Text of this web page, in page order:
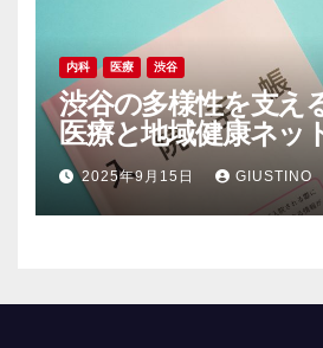
内科 医療 渋谷
渋谷の多様性を支え
医療と地域健康ネッ
現在地
2025年9月15日 GIUSTINO